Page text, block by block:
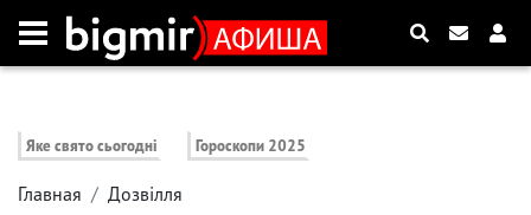
Яке свято сьогодні Гороскопи 2025
Главная Дозвілля